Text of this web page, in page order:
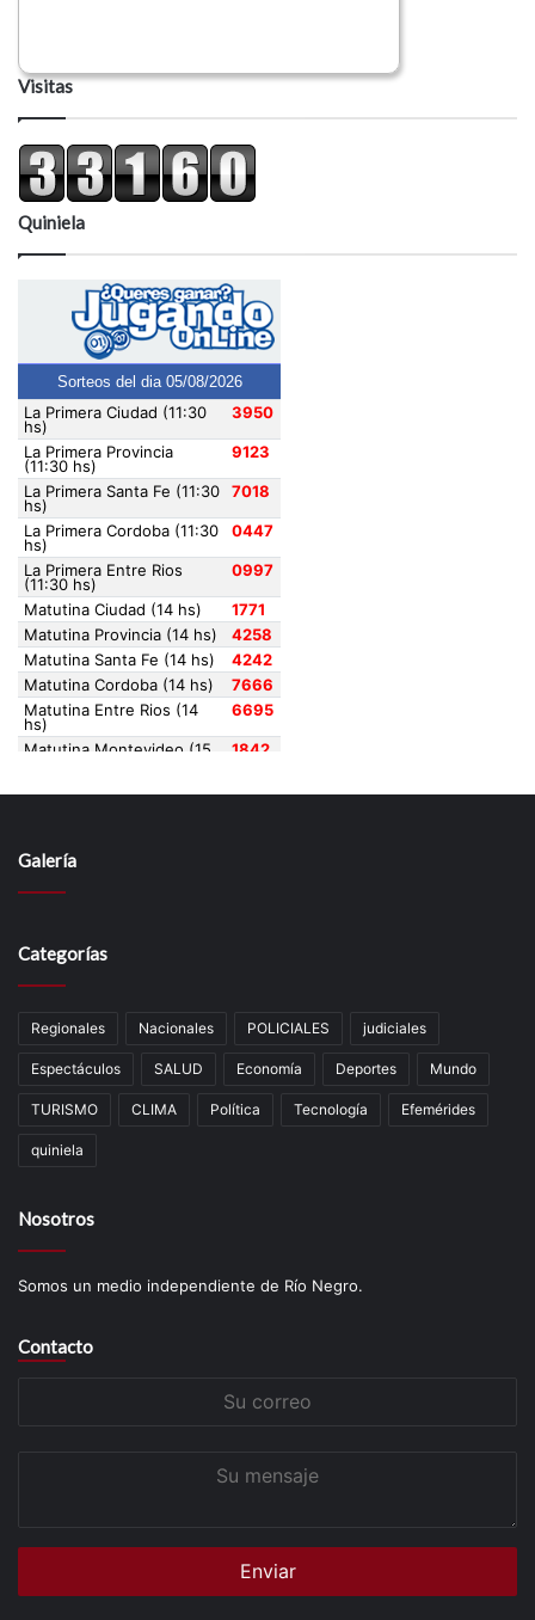
Visitas
Quiniela
Galería
Categorías
Regionales Nacionales POLICIALES judiciales
Espectáculos SALUD Economía Deportes Mundo
TURISMO CLIMA Política Tecnología Efemérides
quiniela
Nosotros
Somos un medio independiente de Río Negro.
Contacto